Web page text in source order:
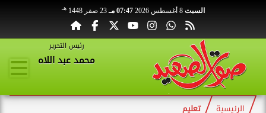
السبت 8 أغسطس 2026 07:47 مـ 23 صفر 1448 هـ
رئيس التحرير
محمد عبد اللاه
الرئيسية تعليم